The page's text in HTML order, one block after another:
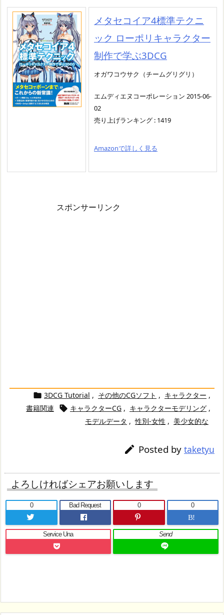
メタセコイア4標準テクニ
ック ローポリキャラクター
制作で学ぶ3DCG
オガワコウサク（チームグリグリ）
エムディエヌコーポレーション 2015-06-
02
売り上げランキング : 1419
Amazonで詳しく見る
スポンサーリンク
 3DCG Tutorial , その他のCGソフト , キャラクター ,
書籍関連
 キャラクターCG , キャラクターモデリング ,
モデルデータ , 性別-女性 , 美少女的な
 Posted by taketyu
よろしければシェアお願いします
0 Bad Request
0
B!
0
Service Una Send